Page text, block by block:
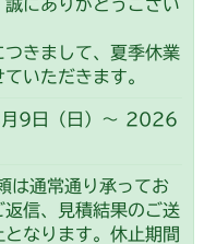
にありがとうござい
きまして、夏季休業
いただきます。
9日（日）～ 2026
は通常通り承ってお
返信、見積結果のご送
なります。休止期間